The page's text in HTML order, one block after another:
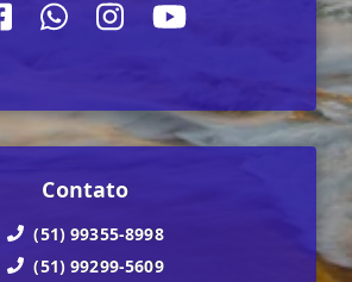
Contato
(51) 99355-8998
(51) 99299-5609